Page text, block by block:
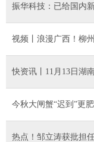
振华科技：已给国内
视频丨浪漫广西！柳
快资讯丨11月13日湖
今秋大闸蟹“迟到”更
热点！邹立涛获批担